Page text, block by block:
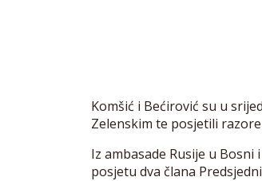
Komšić i Bećirović su u
Zelenskim te posjetili
Iz ambasade Rusije u
posjetu dva člana